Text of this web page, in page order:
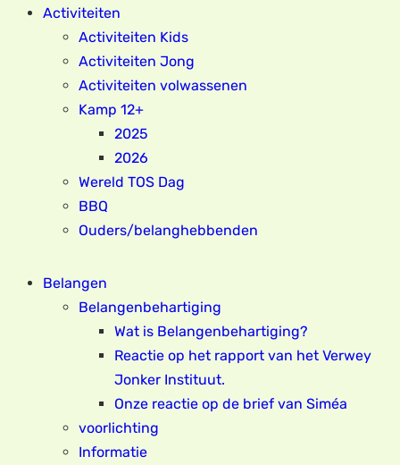
Activiteiten
Activiteiten Kids
Activiteiten Jong
Activiteiten volwassenen
Kamp 12+
2025
2026
Wereld TOS Dag
BBQ
Ouders/belanghebbenden
Belangen
Belangenbehartiging
Wat is Belangenbehartiging?
Reactie op het rapport van het Verwey
Jonker Instituut.
Onze reactie op de brief van Siméa
voorlichting
Informatie